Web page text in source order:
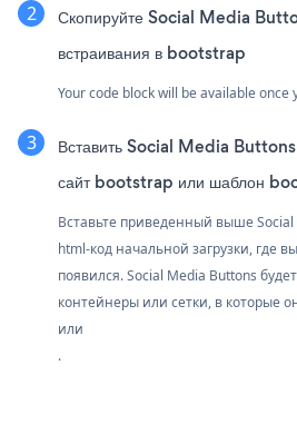
Скопируйте Social Media
встраивания в bootstrap
Your code block will be available once
Вставить Social Media Buttons
сайт bootstrap или шаблон
Вставьте приведенный выше
html-код начальной загрузки, где
появился. Social Media Buttons
контейнеры или сетки, в которые
или
.